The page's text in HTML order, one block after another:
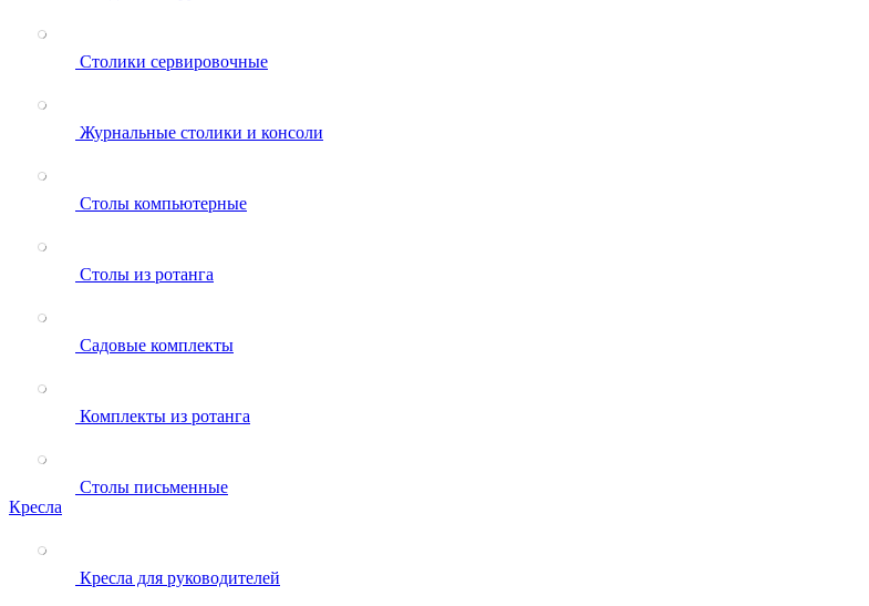
Столики сервировочные
Журнальные столики и консоли
Столы компьютерные
Столы из ротанга
Садовые комплекты
Комплекты из ротанга
Столы письменные
Кресла
Кресла для руководителей